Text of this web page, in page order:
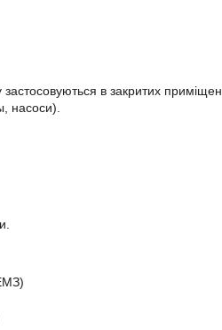
в закритих
насоси).